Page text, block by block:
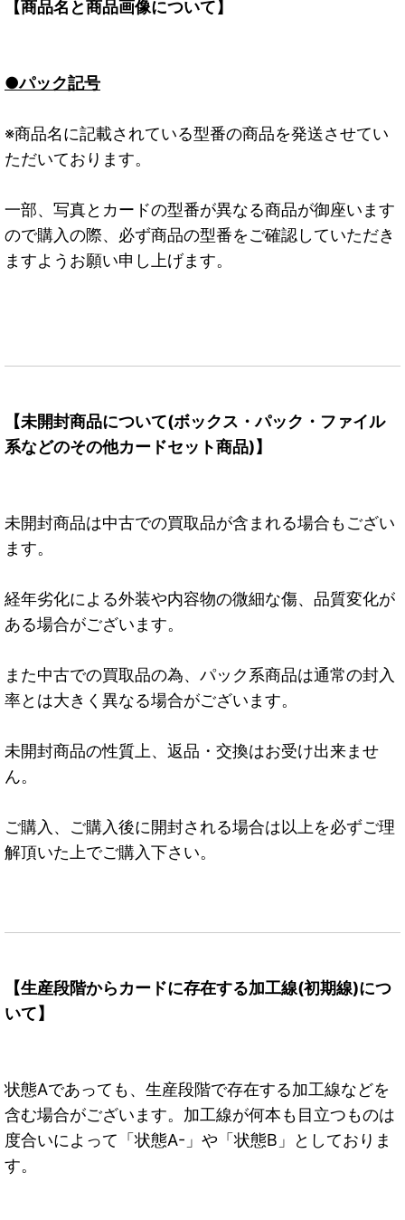
【商品名と商品画像について】
●パック記号
※商品名に記載されている型番の商品を発送させてい
ただいております。
一部、写真とカードの型番が異なる商品が御座います
ので購入の際、必ず商品の型番をご確認していただき
ますようお願い申し上げます。
【未開封商品について(ボックス・パック・ファイル
系などのその他カードセット商品)】
未開封商品は中古での買取品が含まれる場合もござい
ます。
経年劣化による外装や内容物の微細な傷、品質変化が
ある場合がございます。
また中古での買取品の為、パック系商品は通常の封入
率とは大きく異なる場合がございます。
未開封商品の性質上、返品・交換はお受け出来ませ
ん。
ご購入、ご購入後に開封される場合は以上を必ずご理
解頂いた上でご購入下さい。
【生産段階からカードに存在する加工線(初期線)につ
いて】
状態Aであっても、生産段階で存在する加工線などを
含む場合がございます。加工線が何本も目立つものは
度合いによって「状態A-」や「状態B」としておりま
す。